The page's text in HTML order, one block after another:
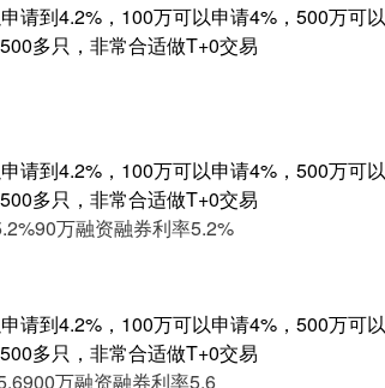
请到4.2%，100万可以申请4%，500万可
多只，非常合适做T+0交易
请到4.2%，100万可以申请4%，500万可
多只，非常合适做T+0交易
90万融资融券利率5.2%
请到4.2%，100万可以申请4%，500万可
多只，非常合适做T+0交易
900万融资融券利率5.6